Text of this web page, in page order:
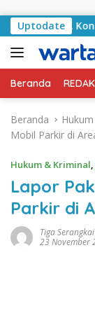
Uptodate
Basyid, Kontrak
Beranda
Beranda
Mobil Parkir di
Hukum & Kriminal,
Lapor
Parkir di
Tiga Serangkai
23 November